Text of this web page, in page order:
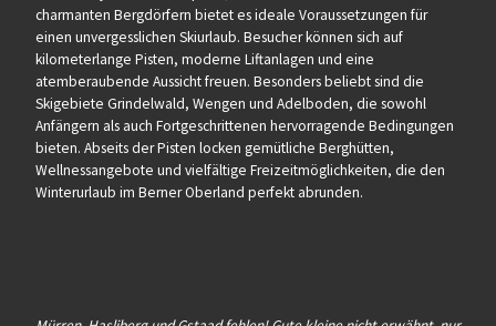
charmanten Bergdörfern bietet es ideale Voraussetzungen für
einen unvergesslichen Skiurlaub. Besucher können sich auf
kilometerlange Pisten, moderne Liftanlagen und eine
atemberaubende Aussicht freuen. Besonders beliebt sind die
Skigebiete Grindelwald, Wengen und Adelboden, die sowohl
Anfängern als auch Fortgeschrittenen hervorragende Bedingungen
bieten. Abseits der Pisten locken gemütliche Berghütten,
Wellnessangebote und vielfältige Freizeitmöglichkeiten, die den
Winterurlaub im Berner Oberland perfekt abrunden.